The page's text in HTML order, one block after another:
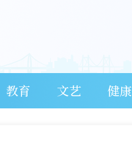
教育 文艺 健康